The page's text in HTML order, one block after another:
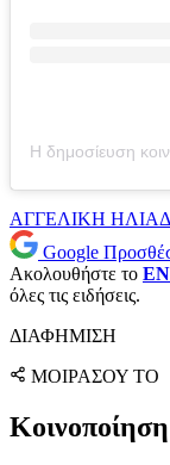
ΑΓΓΕΛΙΚΗ
Google
Ακολουθήστε το
όλες τις ειδήσεις.
ΔΙΑΦΗΜΙΣΗ
ΜΟΙΡΑΣΟΥ ΤΟ